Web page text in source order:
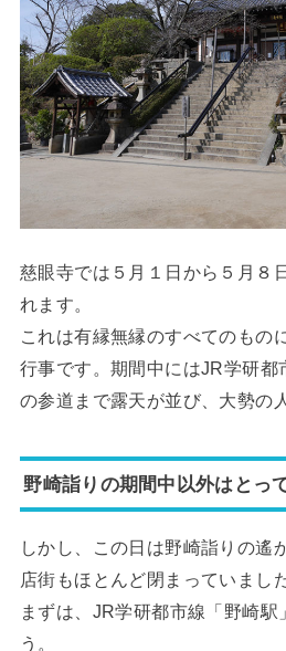
慈眼寺では５月１日から５月８
れます。
これは有縁無縁のすべてのもの
行事です。期間中にはJR学研都
の参道まで露天が並び、大勢の
野崎詣りの期間中以外はとっ
しかし、この日は野崎詣りの遙
店街もほとんど閉まっていました
まずは、JR学研都市線「野崎駅
う。